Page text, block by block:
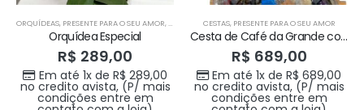
ORQUÍDEAS, PRESENTE PARA O SEU AMOR,VASOS
Orquídea Especial
R$ 289,00
Em até 1x de R$ 289,00
no credito avista, (P/ mais
condições entre em
CESTAS, PRESENTE PARA O SEU AMOR
Cesta de Café da Grande com Orquidea
R$ 689,00
Em até 1x deR$ 689,00
no credito avista, (P/ mais
condições entre em